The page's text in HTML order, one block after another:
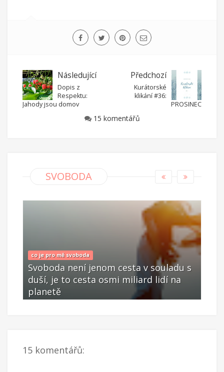
Následující
Dopis z
Respektu:
Jahody jsou domov
Předchozí
Kurátorské
klikání #36:
PROSINEC
15 komentářů
SVOBODA
co je pro mě svoboda
Svoboda není jenom cesta v souladu s
duší, je to cesta osmi miliard lidí na
planetě
15 komentářů: